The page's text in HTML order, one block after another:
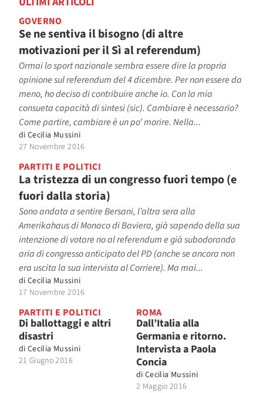
GOVERNO
Se ne sentiva il bisogno (di altre
motivazioni per il Sì al referendum)
Ormai lo sport nazionale sembra essere dire la propria
opinione sul referendum del 4 dicembre. Per non essere da
meno, ho deciso di contribuire anche io. Con la mia
consueta capacità di sintesi (sic). Cambiare è necessario?
Come partire, cambiare è un po’ morire. Nella...
di Cecilia Mussini
27 Novembre 2016
PARTITI E POLITICI
La tristezza di un congresso fuori tempo (e
fuori dalla storia)
Sono andata a sentire Bersani, l’altra sera alla
Amerikahaus di Monaco di Baviera, già sapendo della sua
intenzione di votare no al referendum e già subodorando
aria di congresso anticipato del PD (anche se ancora non
era uscita la sua intervista al Corriere). Ma mai...
di Cecilia Mussini
17 Novembre 2016
PARTITI E POLITICI
Di ballottaggi e altri
disastri
di Cecilia Mussini
21 Giugno 2016
ROMA
Dall’Italia alla
Germania e ritorno.
Intervista a Paola
Concia
di Cecilia Mussini
2 Maggio 2016